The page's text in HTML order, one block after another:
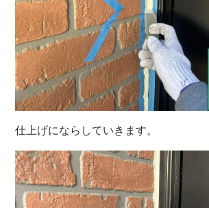
仕上げにならしていきます。